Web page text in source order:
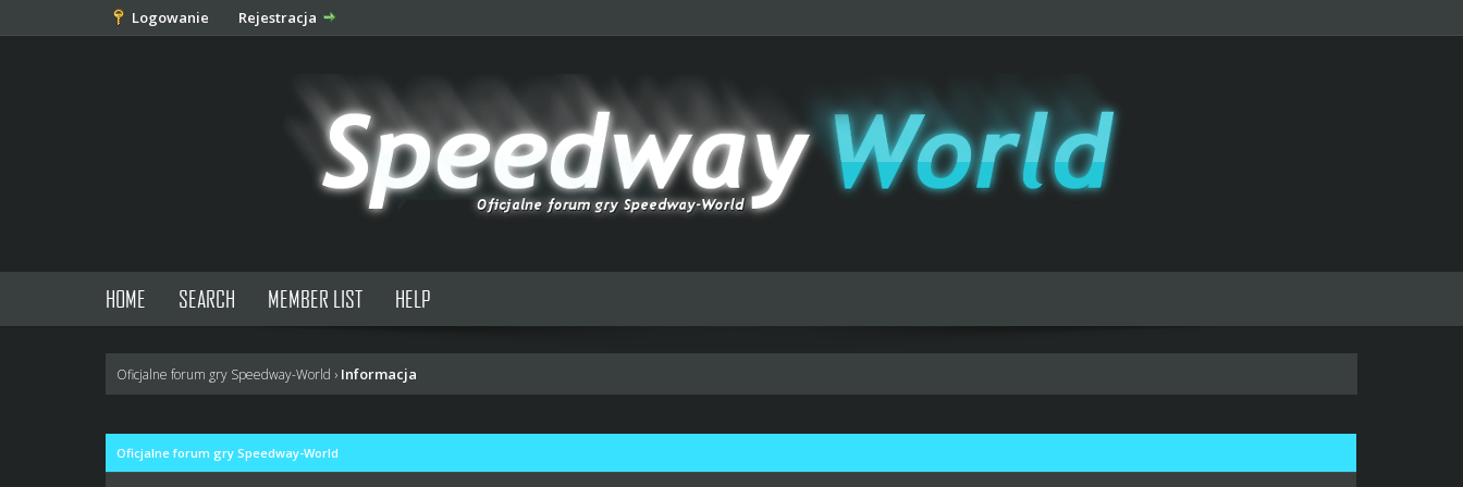
Logowanie Rejestracja
HOME SEARCH MEMBER LIST HELP
Oficjalne forum gry Speedway-World › Informacja
Oficjalne forum gry Speedway-World